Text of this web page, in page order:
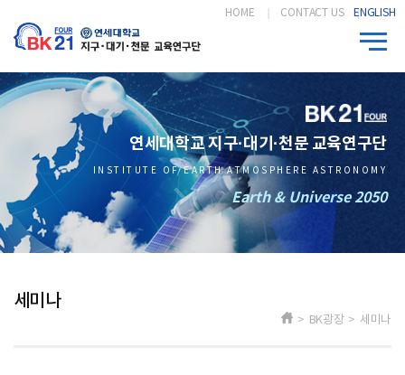
HOME CONTACT US ENGLISH
연세대학교 지구·대기·천문 교육연구단
INSTITUTE OF EARTH ATMOSPHERE ASTRONOMY
Earth & Universe 2050
세미나
> BK광장 > 세미나